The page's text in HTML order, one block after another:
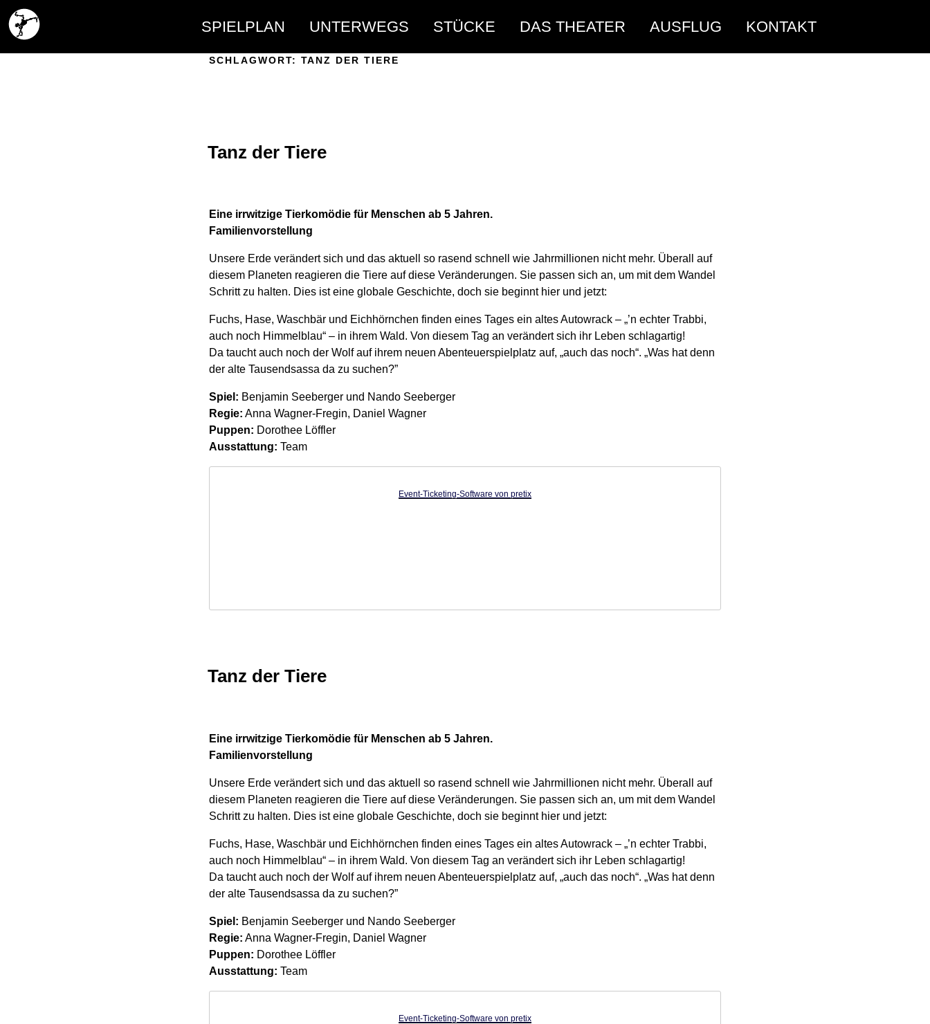
SPIELPLAN UNTERWEGS STÜCKE DAS THEATER AUSFLUG KONTAKT
SCHLAGWORT: TANZ DER TIERE
Tanz der Tiere
Eine irrwitzige Tierkomödie für Menschen ab 5 Jahren.
Familienvorstellung
Unsere Erde verändert sich und das aktuell so rasend schnell wie Jahrmillionen nicht mehr. Überall auf
diesem Planeten reagieren die Tiere auf diese Veränderungen. Sie passen sich an, um mit dem Wandel
Schritt zu halten. Dies ist eine globale Geschichte, doch sie beginnt hier und jetzt:
Fuchs, Hase, Waschbär und Eichhörnchen finden eines Tages ein altes Autowrack – „’n echter Trabbi,
auch noch Himmelblau“ – in ihrem Wald. Von diesem Tag an verändert sich ihr Leben schlagartig!
Da taucht auch noch der Wolf auf ihrem neuen Abenteuerspielplatz auf, „auch das noch“. „Was hat denn
der alte Tausendsassa da zu suchen?”
Spiel: Benjamin Seeberger und Nando Seeberger
Regie: Anna Wagner-Fregin, Daniel Wagner
Puppen: Dorothee Löffler
Ausstattung: Team
Event-Ticketing-Software von pretix
Tanz der Tiere
Eine irrwitzige Tierkomödie für Menschen ab 5 Jahren.
Familienvorstellung
Unsere Erde verändert sich und das aktuell so rasend schnell wie Jahrmillionen nicht mehr. Überall auf
diesem Planeten reagieren die Tiere auf diese Veränderungen. Sie passen sich an, um mit dem Wandel
Schritt zu halten. Dies ist eine globale Geschichte, doch sie beginnt hier und jetzt:
Fuchs, Hase, Waschbär und Eichhörnchen finden eines Tages ein altes Autowrack – „’n echter Trabbi,
auch noch Himmelblau“ – in ihrem Wald. Von diesem Tag an verändert sich ihr Leben schlagartig!
Da taucht auch noch der Wolf auf ihrem neuen Abenteuerspielplatz auf, „auch das noch“. „Was hat denn
der alte Tausendsassa da zu suchen?”
Spiel: Benjamin Seeberger und Nando Seeberger
Regie: Anna Wagner-Fregin, Daniel Wagner
Puppen: Dorothee Löffler
Ausstattung: Team
Event-Ticketing-Software von pretix